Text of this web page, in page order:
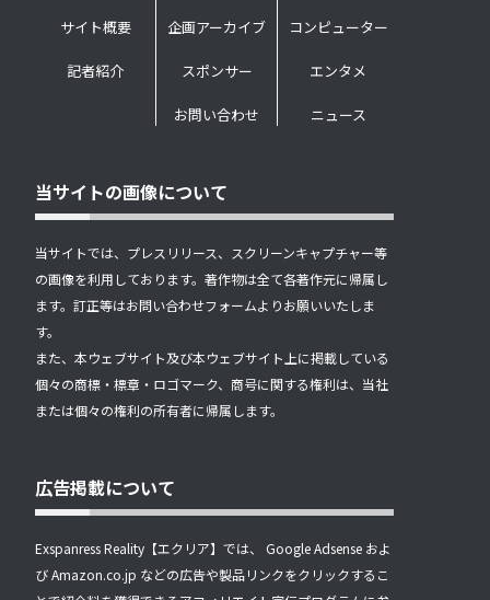
サイト概要
記者紹介
企画アーカイブ
スポンサー
お問い合わせ
コンピューター
エンタメ
ニュース
当サイトの画像について
当サイトでは、プレスリリース、スクリーンキャプチャー等
の画像を利用しております。著作物は全て各著作元に帰属し
ます。訂正等はお問い合わせフォームよりお願いいたしま
す。
また、本ウェブサイト及び本ウェブサイト上に掲載している
個々の商標・標章・ロゴマーク、商号に関する権利は、当社
または個々の権利の所有者に帰属します。
広告掲載について
Exspanress Reality【エクリア】では、 Google Adsense およ
び Amazon.co.jp などの広告や製品リンクをクリックするこ